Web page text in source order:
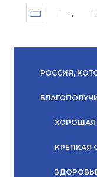
1 ...
РОССИЯ,
ХОРОШАЯ
КРЕПКАЯ